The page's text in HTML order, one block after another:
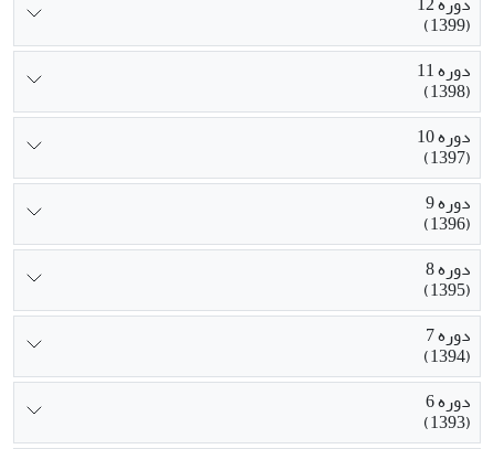
(1399)
دوره 11
(1398)
دوره 10
(1397)
دوره 9
(1396)
دوره 8
(1395)
دوره 7
(1394)
دوره 6
(1393)